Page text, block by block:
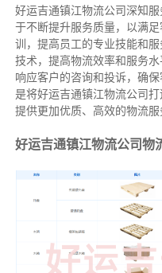
好运吉通镇江物流公司深知
于不断提升服务质量，以满
训，提高员工的专业技能和
技术，提高物流效率和服务
响应客户的咨询和投诉，确
是将好运吉通镇江物流公司
提供更加优质、高效的物流服
好运吉通镇江物流公司物